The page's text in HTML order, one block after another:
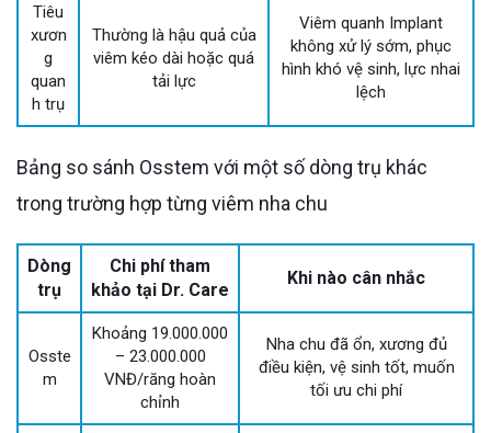
Tiêu
xươn
g
quan
h trụ
Thường là hậu quả của
viêm kéo dài hoặc quá
tải lực
Viêm quanh Implant
không xử lý sớm, phục
hình khó vệ sinh, lực nhai
lệch
Bảng so sánh Osstem với một số dòng trụ khác
trong trường hợp từng viêm nha chu
Dòng
trụ
Chi phí tham
khảo tại Dr. Care
Khi nào cân nhắc
Osste
m
Khoảng 19.000.000
– 23.000.000
VNĐ/răng hoàn
chỉnh
Nha chu đã ổn, xương đủ
điều kiện, vệ sinh tốt, muốn
tối ưu chi phí